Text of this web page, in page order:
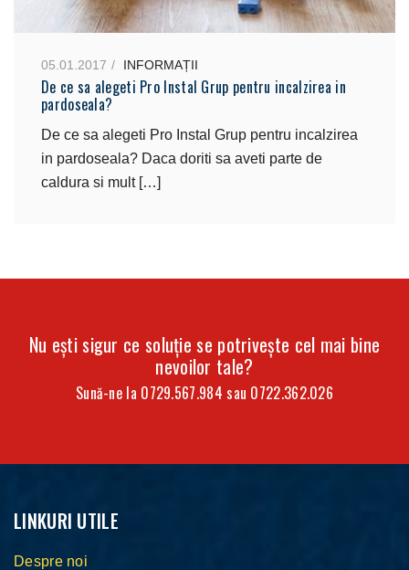
05.01.2017 INFORMAȚII
De ce sa alegeti Pro Instal Grup pentru incalzirea in
pardoseala?
De ce sa alegeti Pro Instal Grup pentru incalzirea
in pardoseala? Daca doriti sa aveti parte de
caldura si mult […]
Nu ești sigur ce soluție se potrivește cel mai bine
nevoilor tale?
Sună-ne la 0729.567.984 sau 0722.362.026
LINKURI UTILE
Despre noi